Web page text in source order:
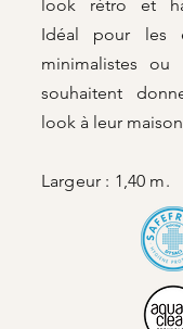
look rétro et
Idéal pour les
minimalistes
souhaitent
look à leur
Largeur : 1,40 m.